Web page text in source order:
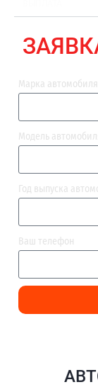
Марка автомобиля
Модель
Год выпуска
Ваш телефон